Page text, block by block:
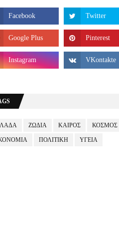
ΖΩΔΙΑ ΚΑΙΡΟΣ ΚΟΣΜΟΣ
ΠΟΛΙΤΙΚΗ ΥΓΕΙΑ